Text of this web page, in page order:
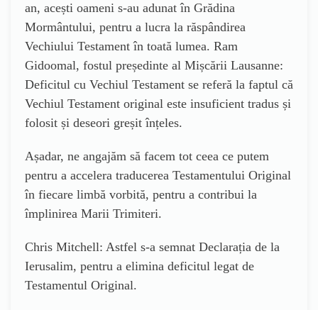
an, acești oameni s-au adunat în Grădina
Mormântului, pentru a lucra la răspândirea
Vechiului Testament în toată lumea. Ram
Gidoomal, fostul președinte al Mișcării Lausanne:
Deficitul cu Vechiul Testament se referă la faptul că
Vechiul Testament original este insuficient tradus și
folosit și deseori greșit înțeles.
Așadar, ne angajăm să facem tot ceea ce putem
pentru a accelera traducerea Testamentului Original
în fiecare limbă vorbită, pentru a contribui la
împlinirea Marii Trimiteri.
Chris Mitchell: Astfel s-a semnat Declarația de la
Ierusalim, pentru a elimina deficitul legat de
Testamentul Original.